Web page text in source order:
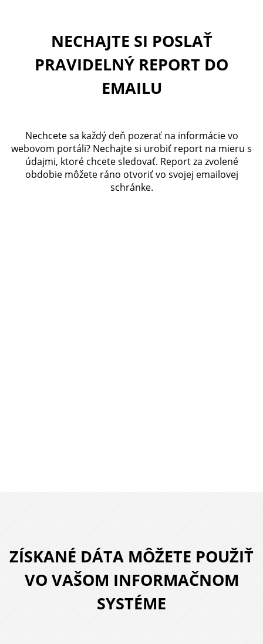
NECHAJTE SI POSLAŤ
PRAVIDELNÝ REPORT DO
EMAILU
Nechcete sa každý deň pozerať na informácie vo
webovom portáli? Nechajte si urobiť report na mieru s
údajmi, ktoré chcete sledovať. Report za zvolené
obdobie môžete ráno otvoriť vo svojej emailovej
schránke.
ZÍSKANÉ DÁTA MÔŽETE POUŽIŤ
VO VAŠOM INFORMAČNOM
SYSTÉME